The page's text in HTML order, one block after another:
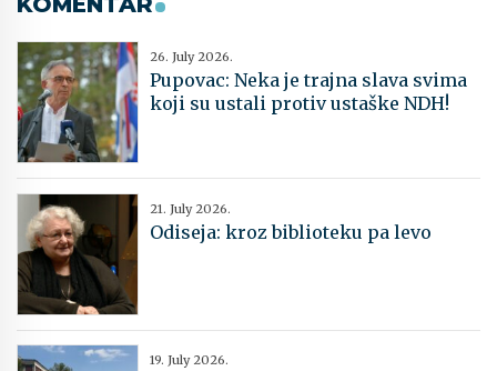
26. July 2026.
Pupovac: Neka je trajna slava svima
koji su ustali protiv ustaške NDH!
21. July 2026.
Odiseja: kroz biblioteku pa levo
19. July 2026.